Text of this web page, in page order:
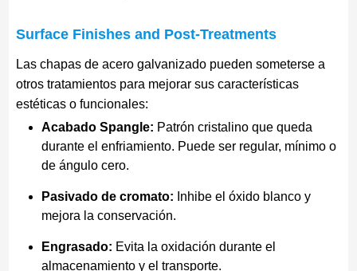
Surface Finishes and Post-Treatments
Las chapas de acero galvanizado pueden someterse a
otros tratamientos para mejorar sus características
estéticas o funcionales:
Acabado Spangle: Patrón cristalino que queda
durante el enfriamiento. Puede ser regular, mínimo o
de ángulo cero.
Pasivado de cromato: Inhibe el óxido blanco y
mejora la conservación.
Engrasado: Evita la oxidación durante el
almacenamiento y el transporte.